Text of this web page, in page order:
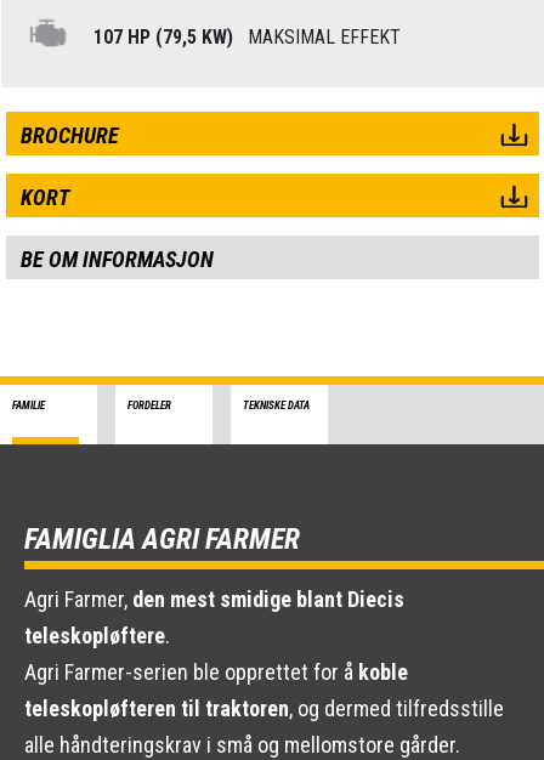
107 HP (79,5 KW) MAKSIMAL EFFEKT
BROCHURE
KORT
BE OM INFORMASJON
FAMILIE FORDELER TEKNISKE DATA
FAMIGLIA AGRI FARMER
Agri Farmer, den mest smidige blant Diecis
teleskopløftere.
Agri Farmer-serien ble opprettet for å koble
teleskopløfteren til traktoren, og dermed tilfredsstille
alle håndteringskrav i små og mellomstore gårder.